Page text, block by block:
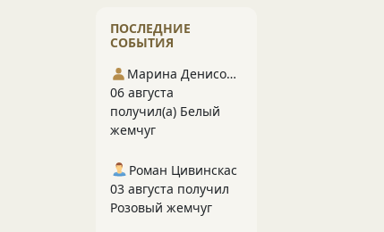
ПОСЛЕДНИЕ
СОБЫТИЯ
Марина Денисова 5
06 августа
получил(а) Белый
жемчуг
Роман Цивинскас
03 августа получил
Розовый жемчуг